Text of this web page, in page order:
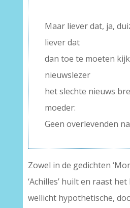
Maar liever dat, ja,
liever dat
dan toe te moeten
nieuwslezer
het slechte nieuws
moeder:
Geen overlevenden
Zowel in de gedichten
‘Achilles’ huilt en raast
wellicht hypothetische,